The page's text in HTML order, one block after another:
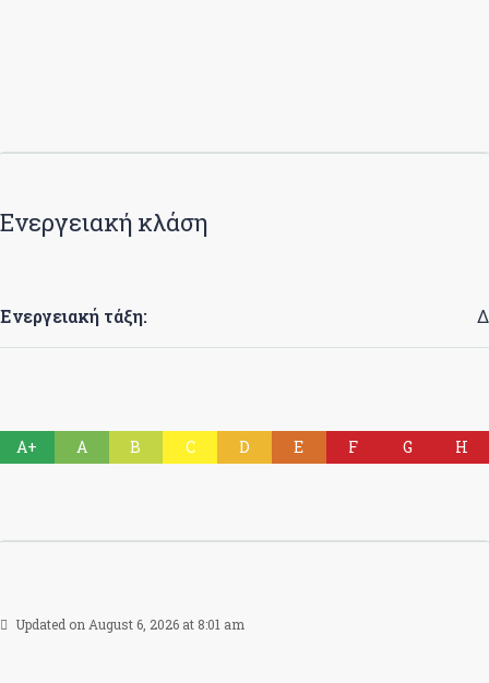
Ενεργειακή κλάση
Ενεργειακή τάξη: Δ
A+ A B C D E F G H
Updated on August 6, 2026 at 8:01 am